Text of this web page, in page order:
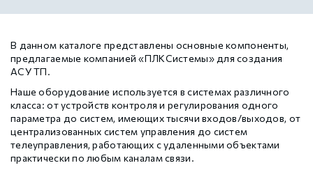
В данном каталоге представлены основные компоненты,
предлагаемые компанией «ПЛКСистемы» для создания
АСУ ТП.
Наше оборудование используется в системах различного
класса: от устройств контроля и регулирования одного
параметра до систем, имеющих тысячи входов/выходов, от
централизованных систем управления до систем
телеуправления, работающих с удаленными объектами
практически по любым каналам связи.